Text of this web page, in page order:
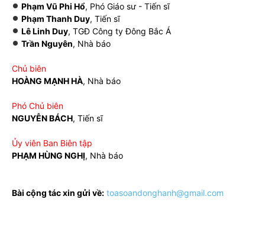
Phạm Vũ Phi Hổ, Phó Giáo sư - Tiến sĩ
Phạm Thanh Duy, Tiến sĩ
Lê Linh Duy, TGĐ Công ty Đông Bắc Á
Trần Nguyên, Nhà báo
Chủ biên
HOÀNG MẠNH HÀ, Nhà báo
Phó Chủ biên
NGUYỄN BÁCH, Tiến sĩ
Ủy viên Ban Biên tập
PHẠM HÙNG NGHỊ, Nhà báo
Bài cộng tác xin gửi về: toasoandonghanh@gmail.com